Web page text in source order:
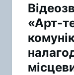
«Арт-